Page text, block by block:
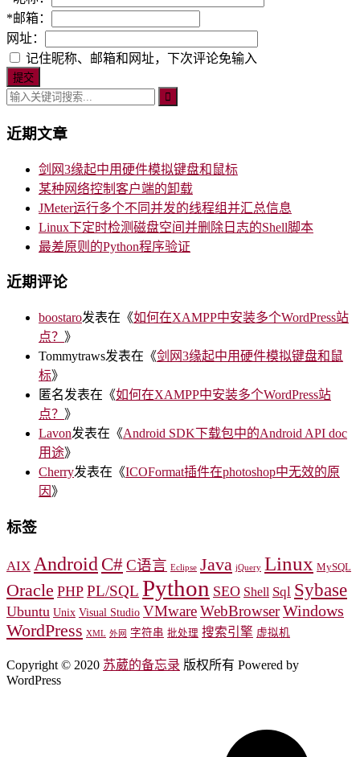
*邮箱：
网址：
记住昵称、邮箱和网址，下次评论免输入
近期文章
剑网3缘起中用硬件模拟键盘和鼠标
某种网络控制客户端的卸载
JMeter运行多个不同并发的线程组并汇总信息
Linux下定时检测磁盘空间并删除日志的Shell脚本
最差原则的Python程序验证
近期评论
boostaro发表在《如何在XAMPP中安装多个WordPress站
点？ 》
Tommytraws发表在《剑网3缘起中用硬件模拟键盘和鼠
标》
匿名发表在《如何在XAMPP中安装多个WordPress站
点？ 》
Lavon发表在《Android SDK下载包中的Android API doc
用途》
Cherry发表在《ICOFormat插件在photoshop中无效的原
因 》
标签
AIX Android C# C语言 Eclipse Java jQuery Linux MySQL
Oracle PHP PL/SQL Python SEO Shell Sql Sybase
Ubuntu Unix Visual Studio VMwareWebBrowserWindows
WordPress XML 外网 字符串 批处理 搜索引擎 虚拟机
Copyright © 2020 苏葳的备忘录 版权所有 Powered by
WordPress